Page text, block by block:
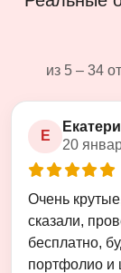
из 5– 34
Е
20
Очень
сказали,
бесплатно,
портфолио и